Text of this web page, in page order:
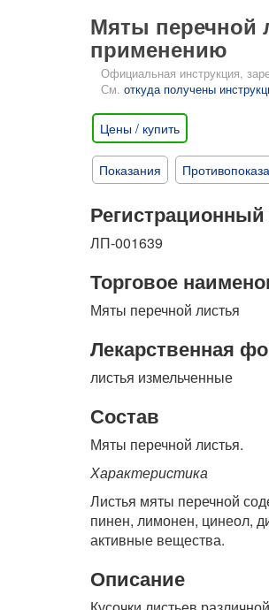
Мяты перечной
применению
Официальная инструкция,
См. откуда получены
Цены / купить
Показания
ЛП-001639
Торговое
Мяты перечной листья
Лекарственная
листья измельченные
Состав
Мяты перечной листья.
Характеристика
Листья мяты перечной
пинен, лимонен, цинеол,
активные вещества.
Описание